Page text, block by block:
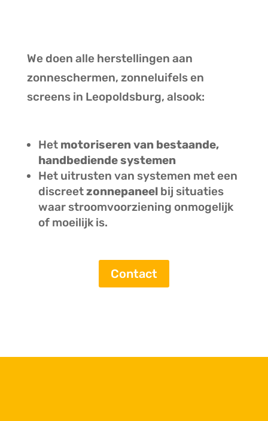
We doen alle herstellingen aan
zonneschermen, zonneluifels en
screens in Leopoldsburg, alsook:
Het motoriseren van bestaande,
handbediende systemen
Het uitrusten van systemen met een
discreetzonnepaneelbij situaties
waar stroomvoorziening onmogelijk
of moeilijk is.
Contact